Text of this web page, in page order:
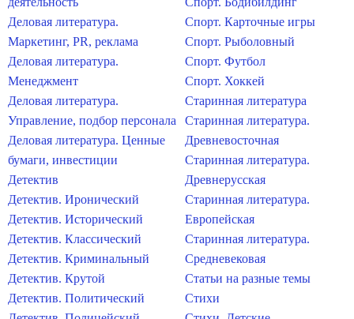
Деловая литература.
Маркетинг, PR, реклама
Деловая литература.
Менеджмент
Деловая литература.
Управление, подбор персонала
Деловая литература. Ценные
бумаги, инвестиции
Детектив
Детектив. Иронический
Детектив. Исторический
Детектив. Классический
Детектив. Криминальный
Детектив. Крутой
Детектив. Политический
Спорт. Карточные игры
Спорт. Рыболовный
Спорт. Футбол
Спорт. Хоккей
Старинная литература
Старинная литература.
Древневосточная
Старинная литература.
Древнерусская
Старинная литература.
Европейская
Старинная литература.
Средневековая
Статьи на разные темы
Стихи